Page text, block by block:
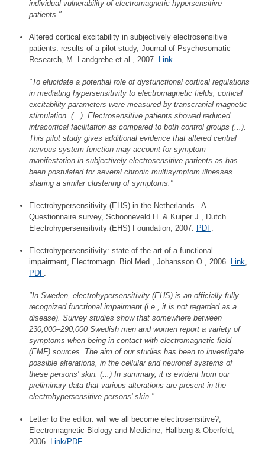
individual vulnerability of electromagnetic hypersensitive
patients."
Altered cortical excitability in subjectively electrosensitive
patients: results of a pilot study, Journal of Psychosomatic
Research, M. Landgrebe et al., 2007. Link.
"To elucidate a potential role of dysfunctional cortical regulations
in mediating hypersensitivity to electromagnetic fields, cortical
excitability parameters were measured by transcranial magnetic
stimulation. (...) Electrosensitive patients showed reduced
intracortical facilitation as compared to both control groups (...).
This pilot study gives additional evidence that altered central
nervous system function may account for symptom
manifestation in subjectively electrosensitive patients as has
been postulated for several chronic multisymptom illnesses
sharing a similar clustering of symptoms."
Electrohypersensitivity (EHS) in the Netherlands - A
Questionnaire survey, Schooneveld H. & Kuiper J., Dutch
Electrohypersensitivity (EHS) Foundation, 2007. PDF.
Electrohypersensitivity: state-of-the-art of a functional
impairment, Electromagn. Biol Med., Johansson O., 2006. Link,
PDF.
"In Sweden, electrohypersensitivity (EHS) is an officially fully
recognized functional impairment (i.e., it is not regarded as a
disease). Survey studies show that somewhere between
230,000–290,000 Swedish men and women report a variety of
symptoms when being in contact with electromagnetic field
(EMF) sources. The aim of our studies has been to investigate
possible alterations, in the cellular and neuronal systems of
these persons' skin. (...) In summary, it is evident from our
preliminary data that various alterations are present in the
electrohypersensitive persons' skin."
Letter to the editor: will we all become electrosensitive?,
Electromagnetic Biology and Medicine, Hallberg & Oberfeld,
2006. Link/PDF.